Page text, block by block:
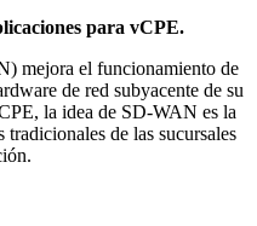
para vCPE.
mejora el funcionamiento de
de red subyacente de su
la idea de SD-WAN es la
de las sucursales